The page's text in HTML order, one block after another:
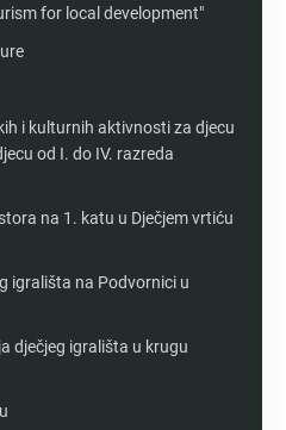
for local development"
i kulturnih aktivnosti za djecu
od I. do IV. razreda
na 1. katu u Dječjem vrtiću
igrališta na Podvornici u
dječjeg igrališta u krugu